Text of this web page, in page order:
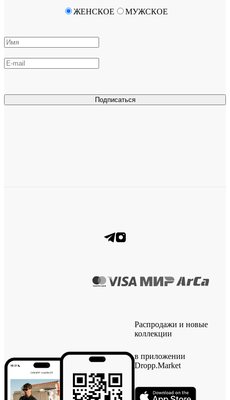
Подписаться
ЖЕНСКОЕ МУЖСКОЕ
Распродажи и новые
коллекции
в приложении
Dropp.Market